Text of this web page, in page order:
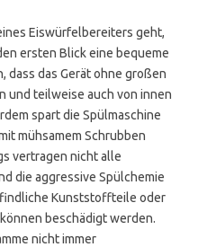
Eiswürfelbereiters geht,
ersten Blick eine bequeme
dass das Gerät ohne großen
und teilweise auch von innen
spart die Spülmaschine
mühsamem Schrubben
vertragen nicht alle
die aggressive Spülchemie
Kunststoffteile oder
beschädigt werden.
nicht immer